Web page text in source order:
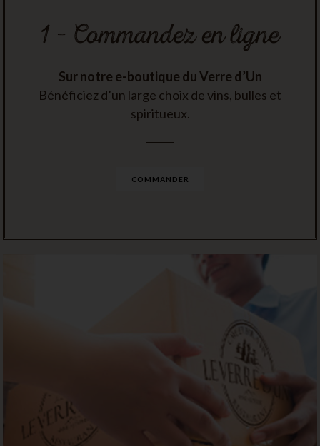
1 – Commandez en ligne
Sur notre e-boutique du Verre d’Un
Bénéficiez d’un large choix de vins, bulles et
spiritueux.
COMMANDER